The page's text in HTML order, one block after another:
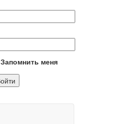
Запомнить меня